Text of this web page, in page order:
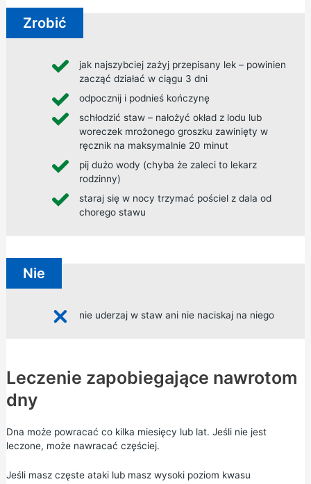
Zrobić
jak najszybciej zażyj przepisany lek – powinien
zacząć działać w ciągu 3 dni
odpocznij i podnieś kończynę
schłodzić staw – nałożyć okład z lodu lub
woreczek mrożonego groszku zawinięty w
ręcznik na maksymalnie 20 minut
pij dużo wody (chyba że zaleci to lekarz
rodzinny)
staraj się w nocy trzymać pościel z dala od
chorego stawu
Nie
nie uderzaj w staw ani nie naciskaj na niego
Leczenie zapobiegające nawrotom
dny
Dna może powracać co kilka miesięcy lub lat. Jeśli nie jest
leczone, może nawracać częściej.
Jeśli masz częste ataki lub masz wysoki poziom kwasu